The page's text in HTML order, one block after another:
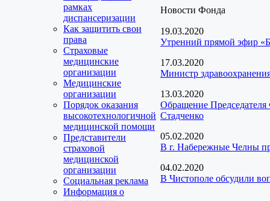
рамках
диспансеризации
Как защитить свои
права
Страховые
медицинские
организации
Медицинские
организации
Порядок оказания
высокотехнологичной
медицинской помощи
Представители
страховой
медицинской
организации
Социальная реклама
Информация о
Новости Фонда
19.03.2020
Утренний прямой эфир
17.03.2020
Министр
13.03.2020
Обращение Председателя
Стадченко
05.02.2020
В г. Набережные Челны
04.02.2020
В Чистополе обсудили